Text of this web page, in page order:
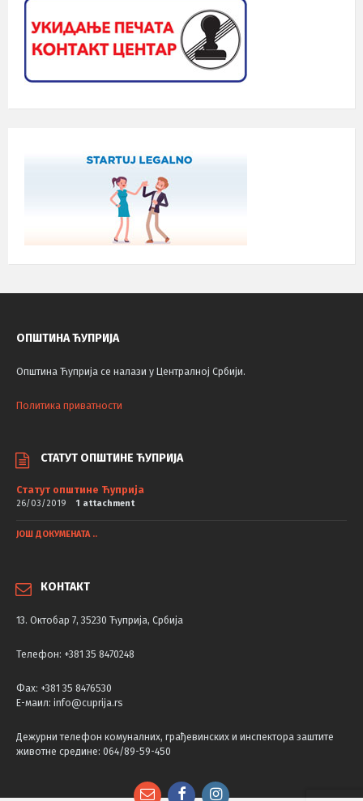
ОПШТИНА ЋУПРИЈА
Општина Ћуприја се налази у Централној Србији.
Политика приватности
СТАТУТ ОПШТИНЕ ЋУПРИЈА
Статут општине Ћуприја
26/03/2019 1 attachment
ЈОШ ДОКУМЕНАТА ..
КОНТАКТ
13. Октобар 7, 35230 Ћуприја, Србија
Телефон: +381 35 8470248
Фаx: +381 35 8476530
Е-маил: info@cuprija.rs
Дежурни телефон комуналних, грађевинских и инспектора заштите
животне средине: 064/89-59-450